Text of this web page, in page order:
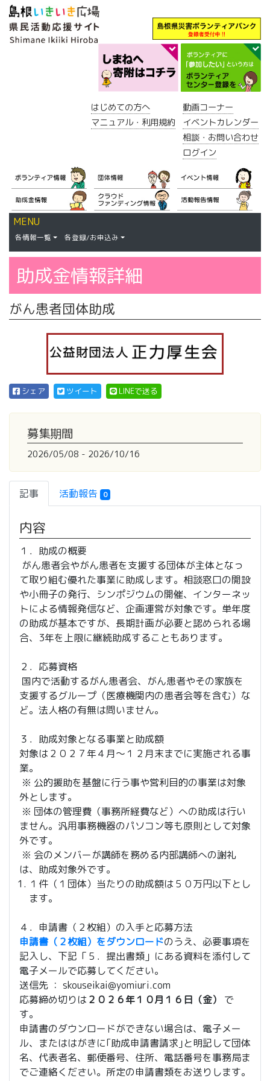
はじめての方へ
マニュアル・利用規約
動画コーナー
イベントカレンダー
相談・お問い合わせ
ログイン
MENU
各情報一覧 各登録/お申込み
助成金情報詳細
がん患者団体助成
シェア ツイート LINEで送る
募集期間
2026/05/08 - 2026/10/16
記事 活動報告 0
内容
１．助成の概要
がん患者会やがん患者を支援する団体が主体となっ
て取り組む優れた事業に助成します。相談窓口の開設
や小冊子の発行、シンポジウムの開催、インターネッ
トによる情報発信など、企画運営が対象です。単年度
の助成が基本ですが、長期計画が必要と認められる場
合、3年を上限に継続助成することもあります。
２．応募資格
国内で活動するがん患者会、がん患者やその家族を
支援するグループ（医療機関内の患者会等を含む）な
ど。法人格の有無は問いません。
３．助成対象となる事業と助成額
対象は２０２７年４月～１２月末までに実施される事
業。
※ 公的援助を基盤に行う事や営利目的の事業は対象
外とします。
※ 団体の管理費（事務所経費など）への助成は行い
ません。汎用事務機器のパソコン等も原則として対象
外です。
※ 会のメンバーが講師を務める内部講師への謝礼
は、助成対象外です。
１件（１団体）当たりの助成額は５０万円以下とし
ます。
４．申請書（２枚組）の入手と応募方法
申請書（２枚組）をダウンロードのうえ、必要事項を
記入し、下記「５．提出書類」にある資料を添付して
電子メールで応募してください。
送信先 ： skouseikai@yomiuri.com
応募締め切りは２０２６年１０月１６日（金）
で
す。
申請書のダウンロードができない場合は、電子メー
ル、またははがきに｢助成申請書請求｣と明記して団体
名、代表者名、郵便番号、住所、電話番号を事務局ま
でご連絡ください。所定の申請書類をお送りします。